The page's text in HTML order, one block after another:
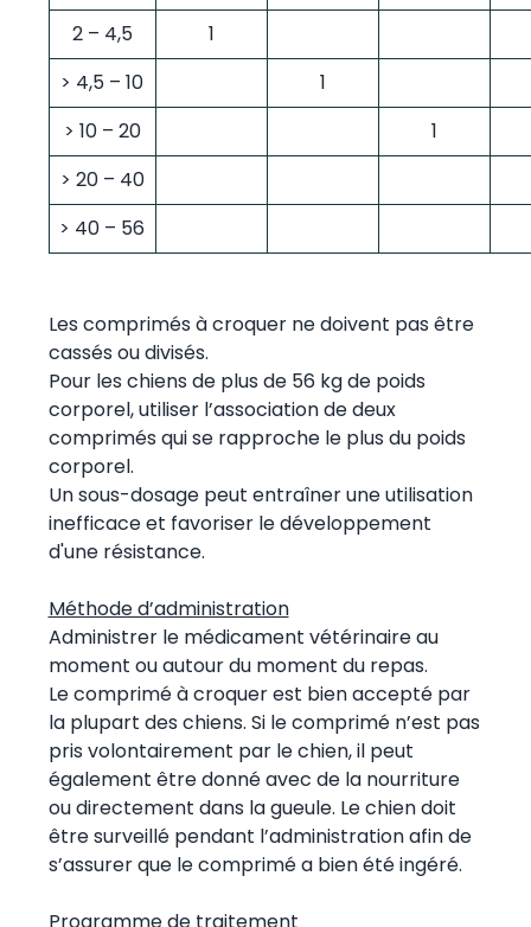
2 – 4,5
1
> 4,5 – 10
1
> 10 – 20
1
> 20 – 40
> 40 – 56
Les comprimés à croquer ne doivent pas être
cassés ou divisés.
Pour les chiens de plus de 56 kg de poids
corporel, utiliser l’association de deux
comprimés qui se rapproche le plus du poids
corporel.
Un sous-dosage peut entraîner une utilisation
inefficace et favoriser le développement
d'une résistance.
Méthode d’administration
Administrer le médicament vétérinaire au
moment ou autour du moment du repas.
Le comprimé à croquer est bien accepté par
la plupart des chiens. Si le comprimé n’est pas
pris volontairement par le chien, il peut
également être donné avec de la nourriture
ou directement dans la gueule. Le chien doit
être surveillé pendant l’administration afin de
s’assurer que le comprimé a bien été ingéré.
Programme de traitement